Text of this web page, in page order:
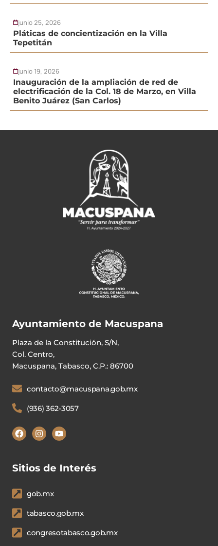
junio 25, 2026
Pláticas de concientización en la Villa
Tepetitán
junio 19, 2026
Inauguración de la ampliación de red de
electrificación de la Col. 18 de Marzo, en Villa
Benito Juárez (San Carlos)
Ayuntamiento de Macuspana
Plaza de la Constitución, S/N,
Col. Centro,
Macuspana, Tabasco, C.P.: 86700
contacto@macuspana.gob.mx
(936) 362-3057
Sitios de Interés
gob.mx
tabasco.gob.mx
congresotabasco.gob.mx